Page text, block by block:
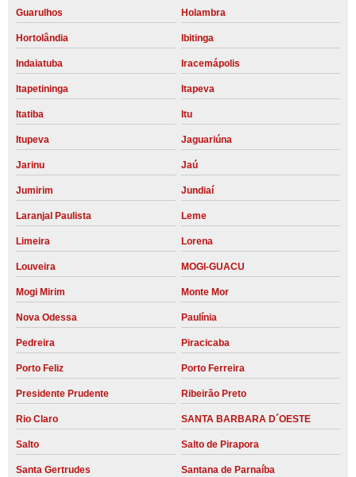
Guarulhos Holambra
Hortolândia Ibitinga
Indaiatuba Iracemápolis
Itapetininga Itapeva
Itatiba Itu
Itupeva Jaguariúna
Jarinu Jaú
Jumirim Jundiaí
Laranjal Paulista Leme
Limeira Lorena
Louveira MOGI-GUACU
Mogi Mirim Monte Mor
Nova Odessa Paulínia
Pedreira Piracicaba
Porto Feliz Porto Ferreira
Presidente Prudente Ribeirão Preto
Rio Claro SANTA BARBARA D´OESTE
Salto Salto de Pirapora
Santa Gertrudes Santana de Parnaíba